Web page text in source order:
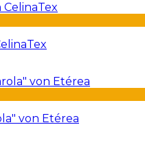
von Etérea